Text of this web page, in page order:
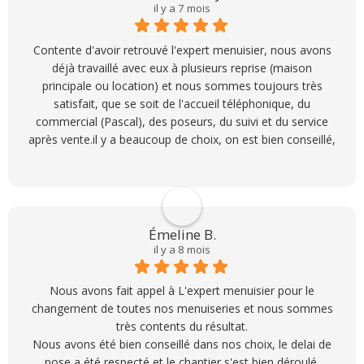
il y a 7 mois
Contente d'avoir retrouvé l'expert menuisier, nous avons
déjà travaillé avec eux à plusieurs reprise (maison
principale ou location) et nous sommes toujours très
satisfait, que se soit de l'accueil téléphonique, du
commercial (Pascal), des poseurs, du suivi et du service
après vente.il y a beaucoup de choix, on est bien conseillé,
Émeline B.
il y a 8 mois
Nous avons fait appel à L'expert menuisier pour le
changement de toutes nos menuiseries et nous sommes
très contents du résultat.
Nous avons été bien conseillé dans nos choix, le delai de